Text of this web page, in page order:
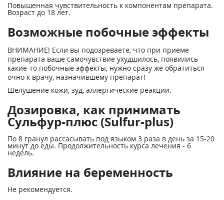
Повышенная чувствительность к компонентам препарата.
Возраст до 18 лет.
Возможные побочные эффекты
ВНИМАНИЕ! Если вы подозреваете, что при приеме
препарата ваше самочувствие ухудшилось, появились
какие-то побочные эффекты, нужно сразу же обратиться
очно к врачу, назначившему препарат!
Шелушение кожи, зуд, аллергические реакции.
Дозировка, как принимать
Сульфур-плюс (Sulfur-plus)
По 8 гранул рассасывать под языком 3 раза в день за 15-20
минут до еды. Продолжительность курса лечения - 6
недель.
Влияние на беременность
Не рекомендуется.